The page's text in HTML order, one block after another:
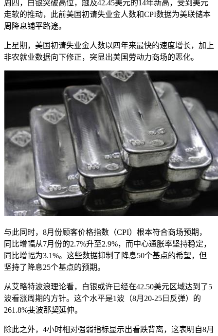
周四，白银突破高位，触及42.45美元的14年新高，受到美元
走软的推动，此前美国初请失业金人数和CPI数据为美联储本
周降息铺平路途。
上星期，美国初请失业金人数以四年来最快的速度增长，加上
非农就业数据向下修正，突显出美国劳动力商场的恶化。
与此同时，8月份顾客价格指数（CPI）根本符合商场预期，
同比增幅从7月份的2.7%升至2.9%，而中心通胀率坚持稳定，
同比增幅为3.1%。这些数据抑制了降息50个基点的希望，但
坚持了降息25个基点的预期。
从艾略特波浪理论看，白银或许已经在42.50美元区域达到了5
波看涨周期的方针。这个水平是1波（8月20-25日反弹）的
261.8%斐波那契延伸。
除此之外，4小时相对强弱指标显示出看跌背离，这表明自8月